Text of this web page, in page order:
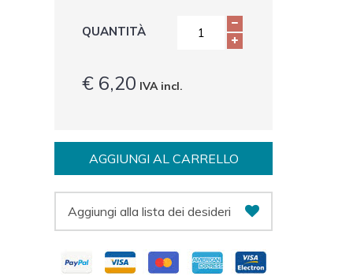
QUANTITÀ
€ 6,20 IVA incl.
AGGIUNGI AL CARRELLO
Aggiungi alla lista dei desideri